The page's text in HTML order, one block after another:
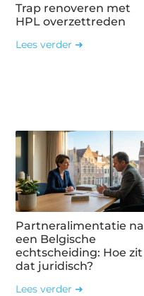
Trap renoveren met
HPL overzettreden
Lees verder ➜
Partneralimentatie na
een Belgische
echtscheiding: Hoe zit
dat juridisch?
Lees verder ➜